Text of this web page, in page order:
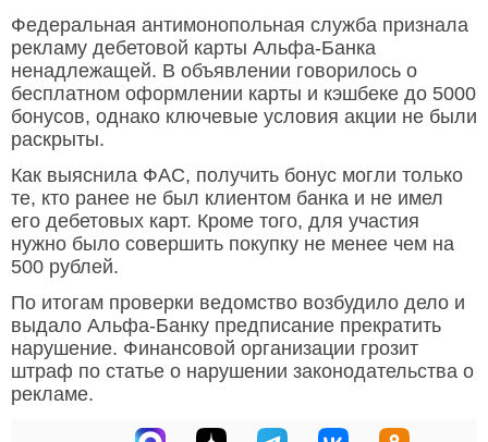
Федеральная антимонопольная служба признала
рекламу дебетовой карты Альфа-Банка
ненадлежащей. В объявлении говорилось о
бесплатном оформлении карты и кэшбеке до 5000
бонусов, однако ключевые условия акции не были
раскрыты.
Как выяснила ФАС, получить бонус могли только
те, кто ранее не был клиентом банка и не имел
его дебетовых карт. Кроме того, для участия
нужно было совершить покупку не менее чем на
500 рублей.
По итогам проверки ведомство возбудило дело и
выдало Альфа-Банку предписание прекратить
нарушение. Финансовой организации грозит
штраф по статье о нарушении законодательства о
рекламе.